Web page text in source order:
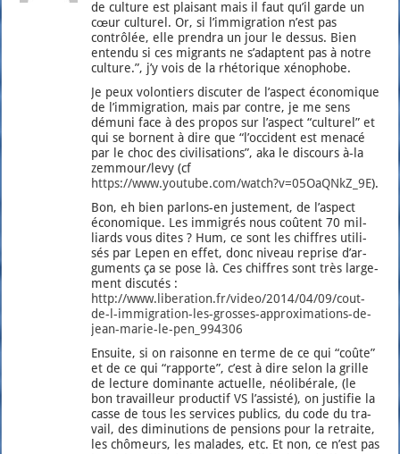
de culture est plai­sant mais il faut qu’il garde un
cœur cultu­rel. Or, si l’immigration n’est pas
contrô­lée, elle pren­dra un jour le des­sus. Bien
enten­du si ces migrants ne s’adaptent pas à notre
culture.”, j’y vois de la rhé­to­rique xéno­phobe.
Je peux volon­tiers dis­cu­ter de l’as­pect éco­no­mique
de l’im­mi­gra­tion, mais par contre, je me sens
dému­ni face à des pro­pos sur l’as­pect “cultu­rel” et
qui se bornent à dire que “l’oc­ci­dent est mena­cé
par le choc des civi­li­sa­tions”, aka le dis­cours à‑la
zemmour/levy (cf
https://www.youtube.com/watch?v=05OaQNkZ_9E).
Bon, eh bien par­lons-en jus­te­ment, de l’as­pect
éco­no­mique. Les immi­grés nous coûtent 70 mil­
liards vous dites ? Hum, ce sont les chiffres uti­li­
sés par Lepen en effet, donc niveau reprise d’ar­
gu­ments ça se pose là. Ces chiffres sont très lar­ge­
ment dis­cu­tés :
http://www.liberation.fr/video/2014/04/09/cout-
de-l-immigration-les-grosses-approximations-de-
jean-marie-le-pen_994306
Ensuite, si on rai­sonne en terme de ce qui “coûte”
et de ce qui “rap­porte”, c’est à dire selon la grille
de lec­ture domi­nante actuelle, néo­li­bé­rale, (le
bon tra­vailleur pro­duc­tif VS l’as­sis­té), on jus­ti­fie la
casse de tous les ser­vices publics, du code du tra­
vail, des dimi­nu­tions de pen­sions pour la retraite,
les chô­meurs, les malades, etc. Et non, ce n’est pas